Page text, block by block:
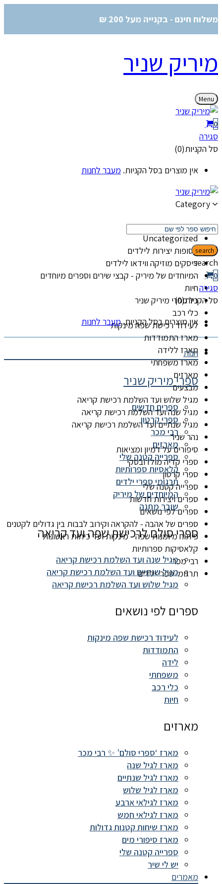
משלוח חינם - בקנייה מעל 200 ₪
מיריק שניר
Menu
0
סגירה
סל הקניות(0)
אין מוצרים בסל הקניות. מעבר לחנות
Category
קטגוריות
Uncategorized
אסופות יצירות לילדים
דיסקים מוזיקה ווידאו לילדים
המיוחדים של מיריק - קבצי שירים וספרים מיוחדים
חיות
כל ספרי מיריק שניר
כלי רכב
לעידוד רכישת שפה מינקות
מארז התמודדות
מארז ללידה
מארז משפחתי
מארזים
מבצעים
מגיל שלוש ועד השלמת רכישת קריאה
מגיל שנה ועד השלמת רכישת קריאה
מגיל שנתיים ועד השלמת רכישת קריאה
נהר שניר
סיפורים על דמיון ומציאות
ספרי קדיה מולדובסקי
ספרי קרטון
ספרייה קטנה שלי
ספרים ויצירות חדשות
ספרים לפי נושאים
ספרים של אהבה - להקראה וקירוב לבבות בין גדולים לקטנים
פיתוח מיומנות שפה - מינקות ועד כיתות ראשונות
קלאסיקות ספרותיות
רבי מכר
תרגומי ספרי ילדים
search
search
0
סגירה
סל הקניות(0)
אין מוצרים בסל הקניות. מעבר לחנות
חנות
ספרי מיריק שניר
ספרים חדשים
ספרי קרטון
רבי מכר
מארזים
ספרייה קטנה שלי
קלאסיות ספרותיות
תרגומי ספרי ילדים
המיוחדים של מיריק
שובר מתנה
ספרי סולם לרכישת שפה ועד קריאה
מגיל שנה ועד השלמת רכישת קריאה
מגיל שנתיים ועד השלמת רכישת קריאה
מגיל שלוש ועד השלמת רכישת קריאה
ספרים לפי נושאים
לעידוד רכישת שפה מינקות
התמודדות
לידה
משפחתי
כלי רכב
חיות
מארזים
מארז ‘ספרי סולם’ ✨ רבי מכר
מארז לגיל שנה
מארז לגיל שנתיים
מארז לגיל שלוש
מארז לגילאי ארבע
מארז לגילאי חמש
מארז שיחות קטנות גדולות
מארז סיפורי מים
ספרייה קטנה שלי
יש לי שיר
מאמרים